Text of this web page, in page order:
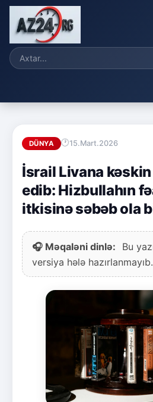
DÜNYA 15.Mart.2026
İsrail Livana
edib: Hizbullahın
itkisinə səbəb ola
🎧 Məqaləni dinlə:
Bu
versiya hələ hazırlanmayıb.